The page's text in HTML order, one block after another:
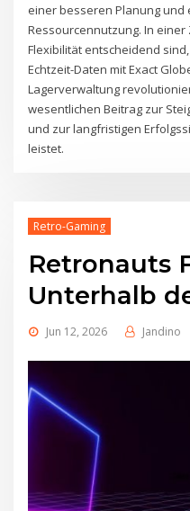
einer besseren Planung und
Ressourcennutzung. In
Flexibilität entscheidend
Echtzeit-Daten mit Exact
Lagerverwaltung
wesentlichen Beitrag zur
und zur langfristigen
leistet.
Retro-Gaming
Retronauts
Unterhalb
Jun 12, 2026 Jandino